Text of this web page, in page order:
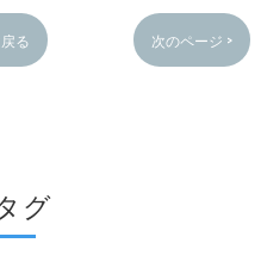
る 次のページ >
グ